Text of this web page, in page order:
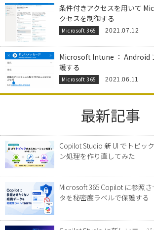
条件付きアクセスを用いて
クセスを制御する
Microsoft 365 2021.07.12
Microsoft Intune ： Android
護する
Microsoft 365 2021.06.11
最新記事
Copilot Studio 新 UI でトピッ
ン処理を作り直してみた
Microsoft 365 Copilot に参照
タを秘密度ラベルで保護する